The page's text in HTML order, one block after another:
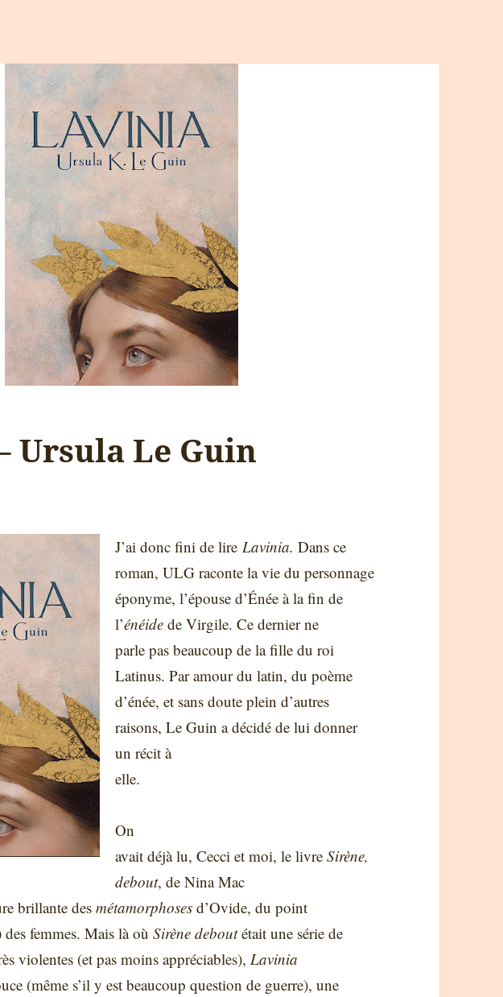
Ursula Le Guin
J’ai donc fini de lireLavinia.Dans ce
roman, ULG raconte la vie du personnage
éponyme, l’épouse d’Énée à la fin de
l’énéide de Virgile. Ce dernier ne
parle pas beaucoup de la fille du roi
Latinus. Par amour du latin, du poème
d’énée, et sans doute plein d’autres
raisons, Le Guin a décidé de lui donner
un récit à
elle.
On
avait déjà lu, Cecci et moi, le livreSirène,
debout, de Nina Mac
brillante desmétamorphoses d’Ovide, du point
des femmes. Mais là oùSirène deboutétait une série de
violentes (et pas moins appréciables),Lavinia
(même s’il y est beaucoup question de guerre), une